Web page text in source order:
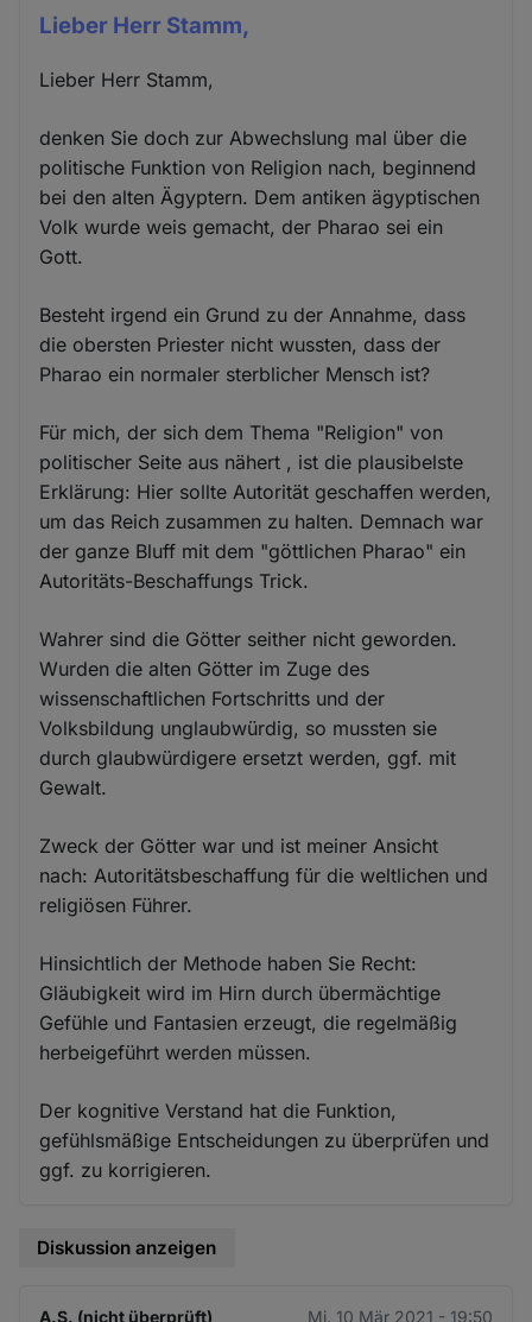
Lieber Herr Stamm,
Lieber Herr Stamm,
denken Sie doch zur Abwechslung mal über die
politische Funktion von Religion nach, beginnend
bei den alten Ägyptern. Dem antiken ägyptischen
Volk wurde weis gemacht, der Pharao sei ein
Gott.
Besteht irgend ein Grund zu der Annahme, dass
die obersten Priester nicht wussten, dass der
Pharao ein normaler sterblicher Mensch ist?
Für mich, der sich dem Thema "Religion" von
politischer Seite aus nähert , ist die plausibelste
Erklärung: Hier sollte Autorität geschaffen werden,
um das Reich zusammen zu halten. Demnach war
der ganze Bluff mit dem "göttlichen Pharao" ein
Autoritäts-Beschaffungs Trick.
Wahrer sind die Götter seither nicht geworden.
Wurden die alten Götter im Zuge des
wissenschaftlichen Fortschritts und der
Volksbildung unglaubwürdig, so mussten sie
durch glaubwürdigere ersetzt werden, ggf. mit
Gewalt.
Zweck der Götter war und ist meiner Ansicht
nach: Autoritätsbeschaffung für die weltlichen und
religiösen Führer.
Hinsichtlich der Methode haben Sie Recht:
Gläubigkeit wird im Hirn durch übermächtige
Gefühle und Fantasien erzeugt, die regelmäßig
herbeigeführt werden müssen.
Der kognitive Verstand hat die Funktion,
gefühlsmäßige Entscheidungen zu überprüfen und
ggf. zu korrigieren.
Diskussion anzeigen
A.S. (nicht überprüft) Mi. 10 Mär 2021 - 19:50